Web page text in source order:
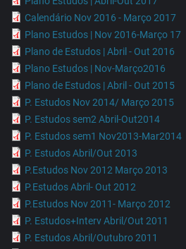
Calendário Nov 2016 - Março 2017
Plano Estudos | Nov 2016-Março 17
Plano de Estudos | Abril - Out 2016
Plano Estudos | Nov-Março2016
Plano de Estudos | Abril - Out 2015
P. Estudos Nov 2014/ Março 2015
P. Estudos sem2 Abril-Out2014
P. Estudos sem1 Nov2013-Mar2014
P. Estudos Abril/Out 2013
P.Estudos Nov 2012 Março 2013
P.Estudos Abril- Out 2012
P.Estudos Nov 2011- Março 2012
P. Estudos+Interv Abril/Out 2011
P. Estudos Abril/Outubro 2011